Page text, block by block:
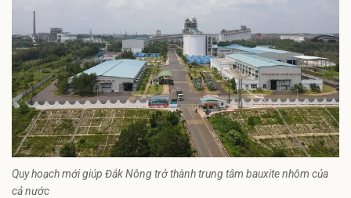
Quy hoạch mới giúp Đắk Nông trở thành trung tâm bauxite nhôm của
cả nước